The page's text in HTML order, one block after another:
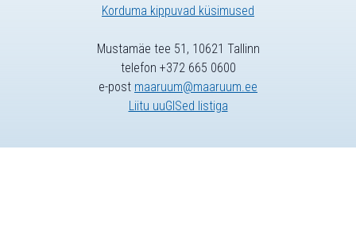
Korduma kippuvad küsimused
Mustamäe tee 51, 10621 Tallinn
telefon +372 665 0600
e-post maaruum@maaruum.ee
Liitu uuGISed listiga